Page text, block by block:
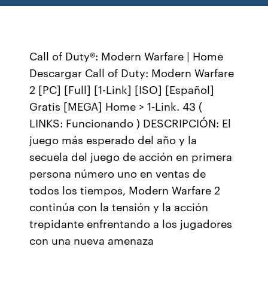
Call of Duty®: Modern Warfare | Home
Descargar Call of Duty: Modern Warfare
2 [PC] [Full] [1-Link] [ISO] [Español]
Gratis [MEGA] Home > 1-Link. 43 (
LINKS: Funcionando ) DESCRIPCIÓN: El
juego más esperado del año y la
secuela del juego de acción en primera
persona número uno en ventas de
todos los tiempos, Modern Warfare 2
continúa con la tensión y la acción
trepidante enfrentando a los jugadores
con una nueva amenaza